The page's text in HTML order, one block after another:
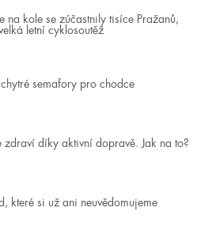
na kole se zúčastnily tisíce Pražanů,
letní cyklosoutěž
semafory pro chodce
zdraví díky aktivní dopravě. Jak na to?
které si už ani neuvědomujeme